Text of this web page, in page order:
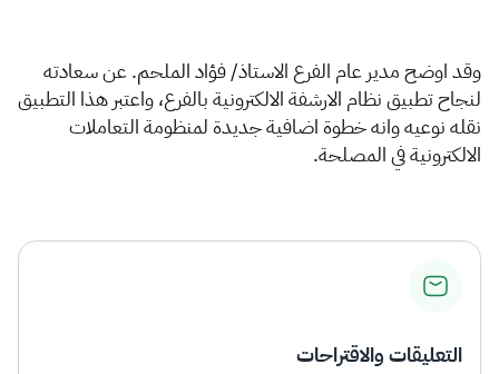
وقد اوضح مدير عام الفرع الاستاذ/ فؤاد الملحم. عن سعادته
لنجاح تطبيق نظام الارشفة الالكترونية بالفرع، واعتبر هذا التطبيق
نقله نوعيه وانه خطوة اضافية جديدة لمنظومة التعاملات
الالكترونية في المصلحة.​
التعليقات والاقتراحات